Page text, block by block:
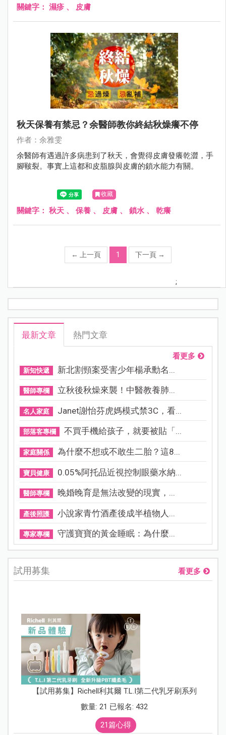
關鍵字： 濕疹 、 皮膚
秋天保養有禁忌？余醫師教你終結秋燥癢不停
作者：余雅雯
余醫師有遇過許多病患到了秋天，會覺得皮膚發癢乾澀，手
腳皸裂。事實上這都和皮脂腺與皮膚的鎖水能力有關。
收藏
關鍵字： 秋天 、 保養 、 皮膚 、 鎖水 、 乾癢
← 上一頁 1 下一頁 →
;
最新文章 熱門文章
看更多
新知快遞 新北割頸案受害少年楊承勳名...
醫師專欄 立秋後秋燥來襲！中醫教養肺...
名人家庭 Janet謝怡芬虎媽模式禁3C，看...
部落客專欄 不買手機給孩子，就要被貼「...
家庭關係 為什麼不想或不敢生二胎？這8...
寶貝健康 0.05%阿托品近視控制眼藥水納...
醫師專欄 晚婚晚育是無法改變的現實，...
產後照護 小說家青竹酒產後成半植物人...
專家專欄 守護寶寶的黃金睡眠：為什麼...
試用募集 看更多
【試用募集】Richell利其爾 T.L.I第二代乳牙刷系列
數量: 21 已報名: 432
21篇心得